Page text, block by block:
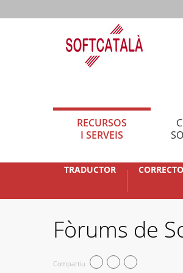
RECURSOS
I SERVEIS
TRADUCTOR
Fòrums de
Compartiu